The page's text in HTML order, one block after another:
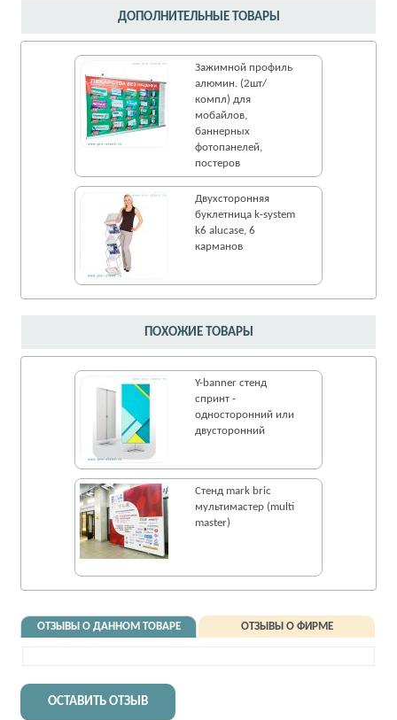
ПОХОЖИЕ ТОВАРЫ
Y-banner стенд
спринт -
односторонний или
двусторонний
Стенд mark bric
мультимастер (multi
master)
ДОПОЛНИТЕЛЬНЫЕ ТОВАРЫ
Зажимной профиль
алюмин. (2шт/
компл) для
мобайлов,
баннерных
фотопанелей,
постеров
Двухсторонняя
буклетница k-system
k6 alucase, 6
карманов
ОТЗЫВЫ О ДАННОМ ТОВАРЕ ОТЗЫВЫ О ФИРМЕ
ОСТАВИТЬ ОТЗЫВ